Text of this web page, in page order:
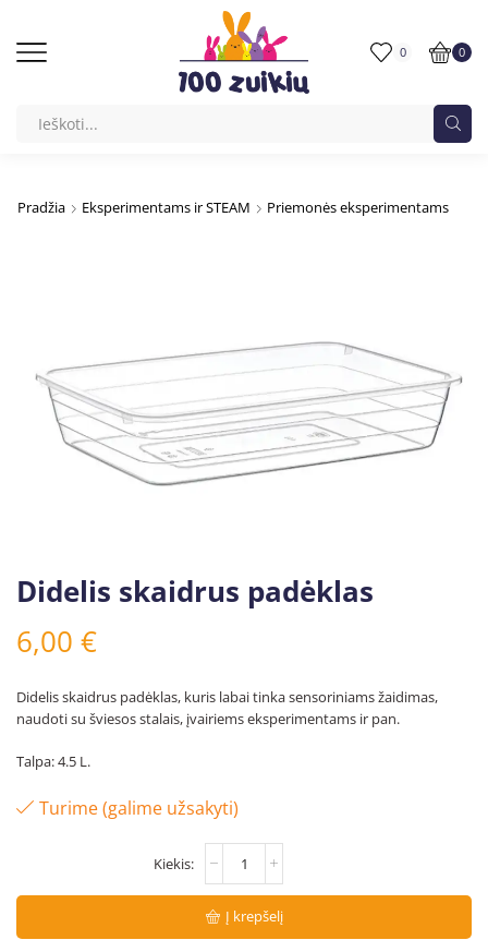
0 0
Pradžia Eksperimentams ir STEAM Priemonės eksperimentams
Didelis skaidrus padėklas
6,00 €
Didelis skaidrus padėklas, kuris labai tinka sensoriniams žaidimas,
naudoti su šviesos stalais, įvairiems eksperimentams ir pan.
Talpa: 4.5 L.
Turime (galime užsakyti)
Į krepšelį